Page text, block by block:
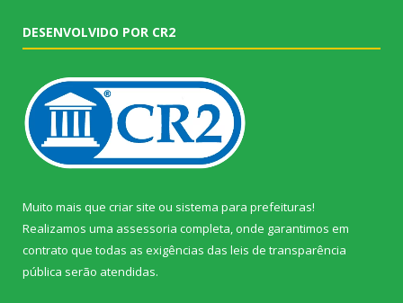
DESENVOLVIDO POR CR2
Muito mais que criar site ou sistema para prefeituras!
Realizamos uma assessoria completa, onde garantimos em
contrato que todas as exigências das leis de transparência
pública serão atendidas.